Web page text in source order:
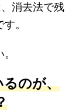
消去法で残
。
るのが、